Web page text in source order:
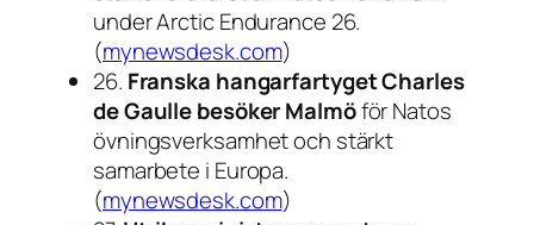
under Arctic Endurance 26.
(mynewsdesk.com)
26. Franska hangarfartyget Charles
de Gaulle besöker Malmöför Natos
övningsverksamhet och stärkt
samarbete i Europa.
(mynewsdesk.com)